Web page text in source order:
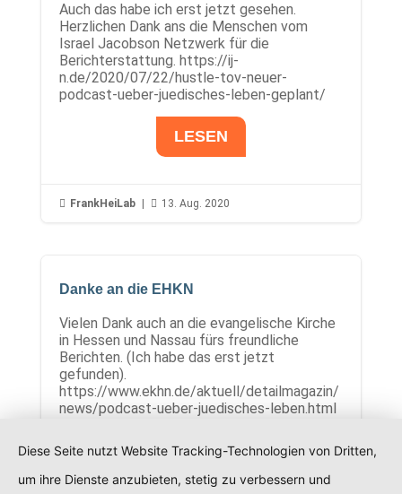
Auch das habe ich erst jetzt gesehen.
Herzlichen Dank ans die Menschen vom
Israel Jacobson Netzwerk für die
Berichterstattung. https://ij-
n.de/2020/07/22/hustle-tov-neuer-
podcast-ueber-juedisches-leben-geplant/
LESEN
 FrankHeiLab  13. Aug. 2020
Danke an die EHKN
Vielen Dank auch an die evangelische Kirche
in Hessen und Nassau fürs freundliche
Berichten. (Ich habe das erst jetzt
gefunden).
https://www.ekhn.de/aktuell/detailmagazin/
news/podcast-ueber-juedisches-leben.html
LESEN
Diese Seite nutzt Website Tracking-Technologien von Dritten,
um ihre Dienste anzubieten, stetig zu verbessern und